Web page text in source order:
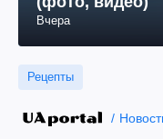
Вчера
Рецепты